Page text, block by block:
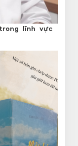
lĩnh vực